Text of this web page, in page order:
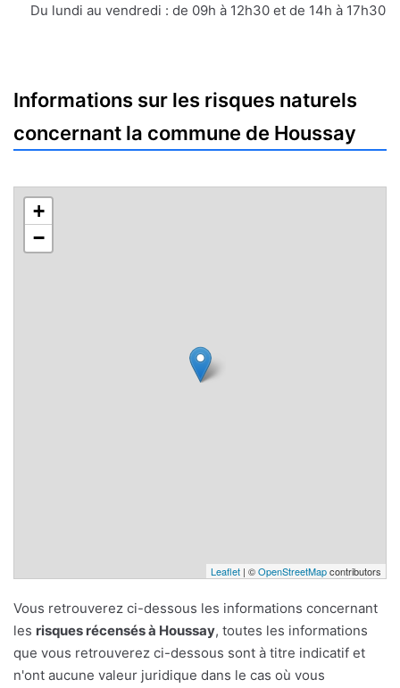
mail
Du lundi au vendredi : de 09h à 12h30 et de 14h à 17h30
Informations sur les risques naturels
concernant la commune de Houssay
+
−
Leaflet | ©OpenStreetMapcontributors
Vous retrouverez ci-dessous les informations concernant
les risques récensés à Houssay, toutes les informations
que vous retrouverez ci-dessous sont à titre indicatif et
n'ont aucune valeur juridique dans le cas où vous